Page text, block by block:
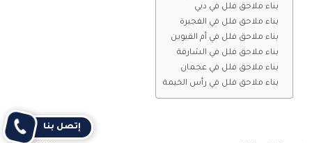
بناء ملاحق فلل في دبي
بناء ملاحق فلل في الفجيرة
بناء ملاحق فلل في أم القيوين
بناء ملاحق فلل في الشارقة
بناء ملاحق فلل في عجمان
بناء ملاحق فلل في رأس الخيمة
إتصل بنا